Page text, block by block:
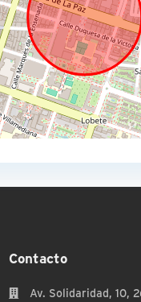
Contacto
Av. Solidaridad, 10,